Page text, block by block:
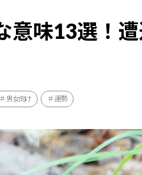
意味13選！
男女向け 運勢